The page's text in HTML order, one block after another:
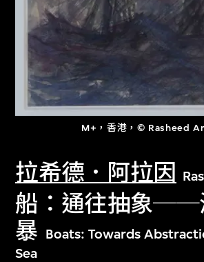
M+，香港，© Rasheed
拉希德．阿拉因
船：通往抽象──
暴 Boats: Towards
Sea
關於M+藏品
探索世界頂級的二十及二十
文化藏品。